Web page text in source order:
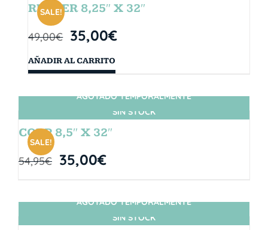
SALE!
RUBBER 8,25″ X 32″
49,00€ 35,00€
AÑADIR AL CARRITO
SIN STOCK
SALE!
AGOTADO TEMPORALMENTE
CORP 8,5″ X 32″
54,95€ 35,00€
SIN STOCK
AGOTADO TEMPORALMENTE